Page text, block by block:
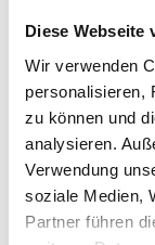
Diese Webseite
Wir verwenden
personalisieren,
zu können und
analysieren.
Verwendung
soziale Medien,
Partner führen
kleiner als
Weniger oder
Weniger oder
Weniger
Weniger
FEFCO-
Bedruckte